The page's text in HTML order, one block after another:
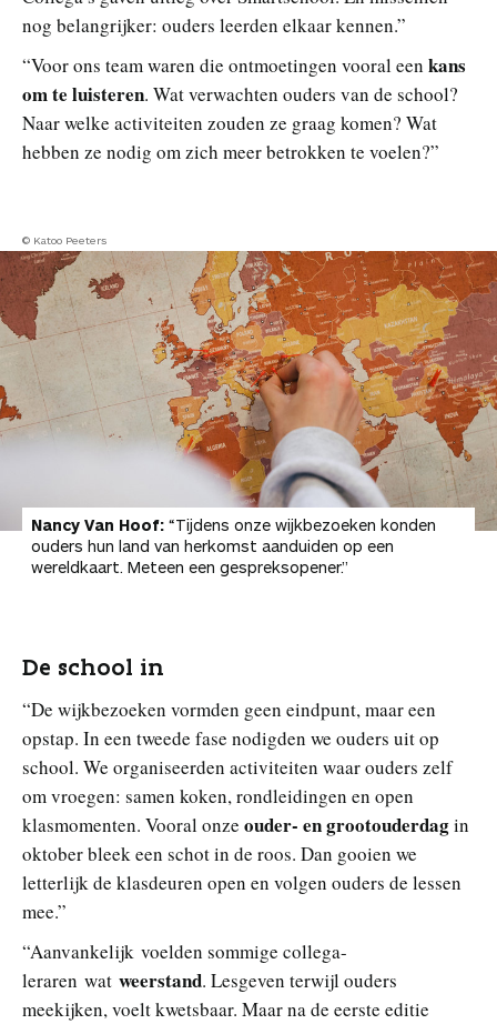
nog belangrijker: ouders leerden elkaar kennen.”
“Voor ons team waren die ontmoetingen vooral een kans
om te luisteren. Wat verwachten ouders van de school?
Naar welke activiteiten zouden ze graag komen? Wat
hebben ze nodig om zich meer betrokken te voelen?”
© Katoo Peeters
Nancy Van Hoof: “Tijdens onze wijkbezoeken konden
ouders hun land van herkomst aanduiden op een
wereldkaart. Meteen een gespreksopener.”
De school in
“De wijkbezoeken vormden geen eindpunt, maar een
opstap. In een tweede fase nodigden we ouders uit op
school. We organiseerden activiteiten waar ouders zelf
om vroegen: samen koken, rondleidingen en open
klasmomenten. Vooral onze ouder- en grootouderdagin
oktober bleek een schot in de roos. Dan gooien we
letterlijk de klasdeuren open en volgen ouders de lessen
mee.”
“Aanvankelijk voelden sommige collega-
leraren wat weerstand. Lesgeven terwijl ouders
meekijken, voelt kwetsbaar. Maar na de eerste editie